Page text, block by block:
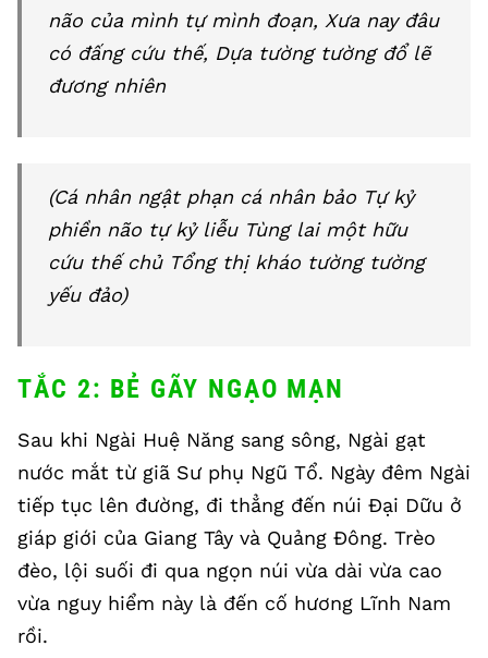
não của mình tự mình đoạn, Xưa nay đâu
có đấng cứu thế, Dựa tường tường đổ lẽ
đương nhiên
(Cá nhân ngật phạn cá nhân bảo Tự kỷ
phiền não tự kỷ liễu Tùng lai một hữu
cứu thế chủ Tổng thị kháo tường tường
yếu đảo)
TẮC 2: BẺ GÃY NGẠO MẠN
Sau khi Ngài Huệ Năng sang sông, Ngài gạt
nước mắt từ giã Sư phụ Ngũ Tổ. Ngày đêm Ngài
tiếp tục lên đường, đi thẳng đến núi Đại Dữu ở
giáp giới của Giang Tây và Quảng Đông. Trèo
đèo, lội suối đi qua ngọn núi vừa dài vừa cao
vừa nguy hiểm này là đến cố hương Lĩnh Nam
rồi.